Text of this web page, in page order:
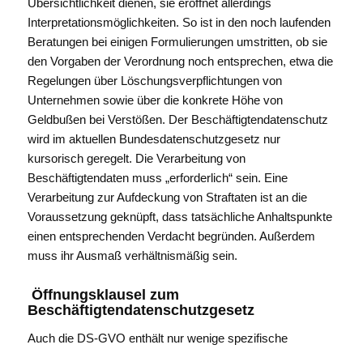
Übersichtlichkeit dienen, sie eröffnet allerdings
Interpretationsmöglichkeiten. So ist in den noch laufenden
Beratungen bei einigen Formulierungen umstritten, ob sie
den Vorgaben der Verordnung noch entsprechen, etwa die
Regelungen über Löschungsverpflichtungen von
Unternehmen sowie über die konkrete Höhe von
Geldbußen bei Verstößen. Der Beschäftigtendatenschutz
wird im aktuellen Bundesdatenschutzgesetz nur
kursorisch geregelt. Die Verarbeitung von
Beschäftigtendaten muss „erforderlich“ sein. Eine
Verarbeitung zur Aufdeckung von Straftaten ist an die
Voraussetzung geknüpft, dass tatsächliche Anhaltspunkte
einen entsprechenden Verdacht begründen. Außerdem
muss ihr Ausmaß verhältnismäßig sein.
Öffnungsklausel zum
Beschäftigtendatenschutzgesetz
Auch die DS-GVO enthält nur wenige spezifische